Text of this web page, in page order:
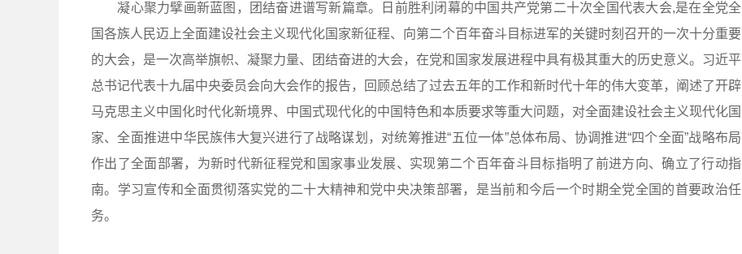
凝心聚力擘画新蓝图，团结奋进谱写新篇章。日前胜利闭幕的中国共产党第二十次全国代表大会,是在全党全
国各族人民迈上全面建设社会主义现代化国家新征程、向第二个百年奋斗目标进军的关键时刻召开的一次十分重要
的大会，是一次高举旗帜、凝聚力量、团结奋进的大会，在党和国家发展进程中具有极其重大的历史意义。习近平
总书记代表十九届中央委员会向大会作的报告，回顾总结了过去五年的工作和新时代十年的伟大变革，阐述了开辟
马克思主义中国化时代化新境界、中国式现代化的中国特色和本质要求等重大问题，对全面建设社会主义现代化国
家、全面推进中华民族伟大复兴进行了战略谋划，对统筹推进“五位一体”总体布局、协调推进“四个全面”战略布局
作出了全面部署，为新时代新征程党和国家事业发展、实现第二个百年奋斗目标指明了前进方向、确立了行动指
南。学习宣传和全面贯彻落实党的二十大精神和党中央决策部署，是当前和今后一个时期全党全国的首要政治任
务。